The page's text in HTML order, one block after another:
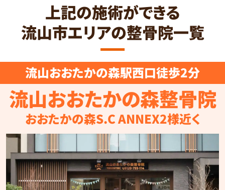
上記の施術ができる
流山市エリアの整骨院一覧
流山おおたかの森駅西口徒歩2分
流山おおたかの森整骨院
おおたかの森S.C ANNEX2様近く